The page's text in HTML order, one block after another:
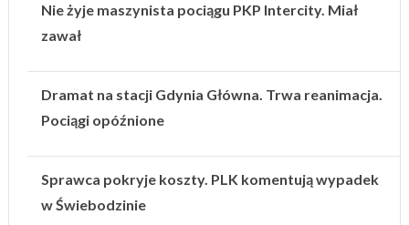
Nie żyje maszynista pociągu PKP Intercity. Miał
zawał
Dramat na stacji Gdynia Główna. Trwa reanimacja.
Pociągi opóźnione
Sprawca pokryje koszty. PLK komentują wypadek
w Świebodzinie